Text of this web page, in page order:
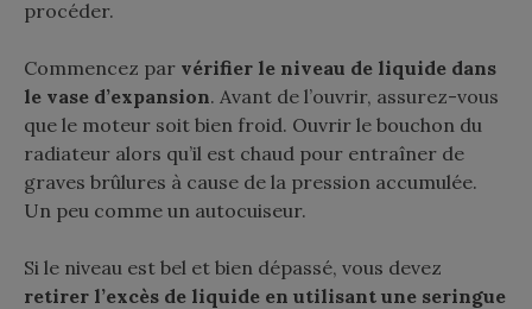
procéder.
Commencez par vérifier le niveau de liquide dans
le vase d’expansion. Avant de l’ouvrir, assurez-vous
que le moteur soit bien froid. Ouvrir le bouchon du
radiateur alors qu’il est chaud pour entraîner de
graves brûlures à cause de la pression accumulée.
Un peu comme un autocuiseur.
Si le niveau est bel et bien dépassé, vous devez
retirer l’excès de liquide en utilisant une seringue